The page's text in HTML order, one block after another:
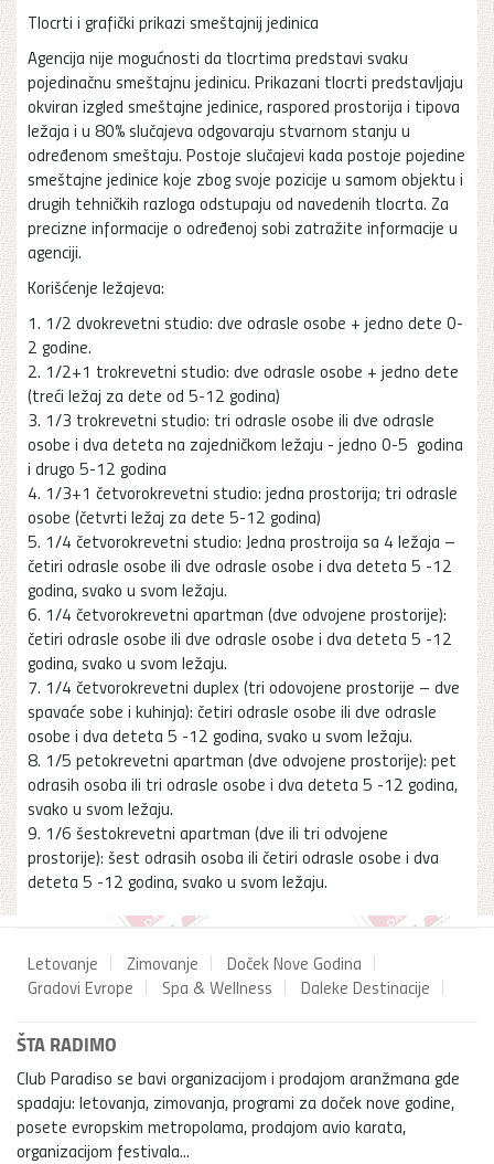
Tlocrti i grafički prikazi smeštajnij jedinica
Agencija nije mogućnosti da tlocrtima predstavi svaku
pojedinačnu smeštajnu jedinicu. Prikazani tlocrti predstavljaju
okviran izgled smeštajne jedinice, raspored prostorija i tipova
ležaja i u 80% slučajeva odgovaraju stvarnom stanju u
određenom smeštaju. Postoje slučajevi kada postoje pojedine
smeštajne jedinice koje zbog svoje pozicije u samom objektu i
drugih tehničkih razloga odstupaju od navedenih tlocrta. Za
precizne informacije o određenoj sobi zatražite informacije u
agenciji.
Korišćenje ležajeva:
1. 1/2 dvokrevetni studio: dve odrasle osobe + jedno dete 0-
2 godine.
2. 1/2+1 trokrevetni studio: dve odrasle osobe + jedno dete
(treći ležaj za dete od 5-12 godina)
3. 1/3 trokrevetni studio: tri odrasle osobe ili dve odrasle
osobe i dva deteta na zajedničkom ležaju - jedno 0-5 godina
i drugo 5-12 godina
4. 1/3+1 četvorokrevetni studio: jedna prostorija; tri odrasle
osobe (četvrti ležaj za dete 5-12 godina)
5. 1/4 četvorokrevetni studio: Jedna prostroija sa 4 ležaja –
četiri odrasle osobe ili dve odrasle osobe i dva deteta 5 -12
godina, svako u svom ležaju.
6. 1/4 četvorokrevetni apartman (dve odvojene prostorije):
četiri odrasle osobe ili dve odrasle osobe i dva deteta 5 -12
godina, svako u svom ležaju.
7. 1/4 četvorokrevetni duplex (tri odovojene prostorije – dve
spavaće sobe i kuhinja): četiri odrasle osobe ili dve odrasle
osobe i dva deteta 5 -12 godina, svako u svom ležaju.
8. 1/5 petokrevetni apartman (dve odvojene prostorije): pet
odrasih osoba ili tri odrasle osobe i dva deteta 5 -12 godina,
svako u svom ležaju.
9. 1/6 šestokrevetni apartman (dve ili tri odvojene
prostorije): šest odrasih osoba ili četiri odrasle osobe i dva
deteta 5 -12 godina, svako u svom ležaju.
Letovanje Zimovanje
Doček Nove Godina
Gradovi Evrope
Spa & Wellness Daleke Destinacije
ŠTA RADIMO
Club Paradiso se bavi organizacijom i prodajom aranžmana gde
spadaju: letovanja, zimovanja, programi za doček nove godine,
posete evropskim metropolama, prodajom avio karata,
organizacijom festivala...